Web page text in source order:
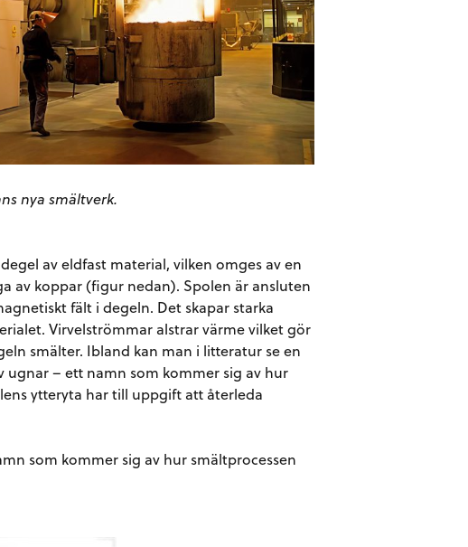
nya smältverk.
av eldfast material, vilken omges av en
av koppar (figur nedan). Spolen är ansluten
fält i degeln. Det skapar starka
Virvelströmmar alstrar värme vilket gör
smälter. Ibland kan man i litteratur se en
– ett namn som kommer sig av hur
ytteryta har till uppgift att återleda
som kommer sig av hur smältprocessen